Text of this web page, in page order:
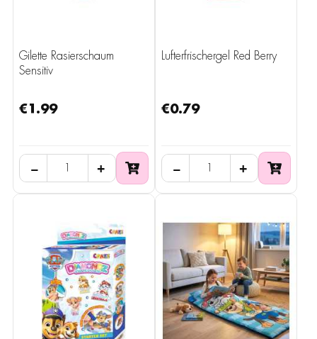
Gilette Rasierschaum
Sensitiv
€1.99
− +
Lufterfrischergel Red Berry
€0.79
− +